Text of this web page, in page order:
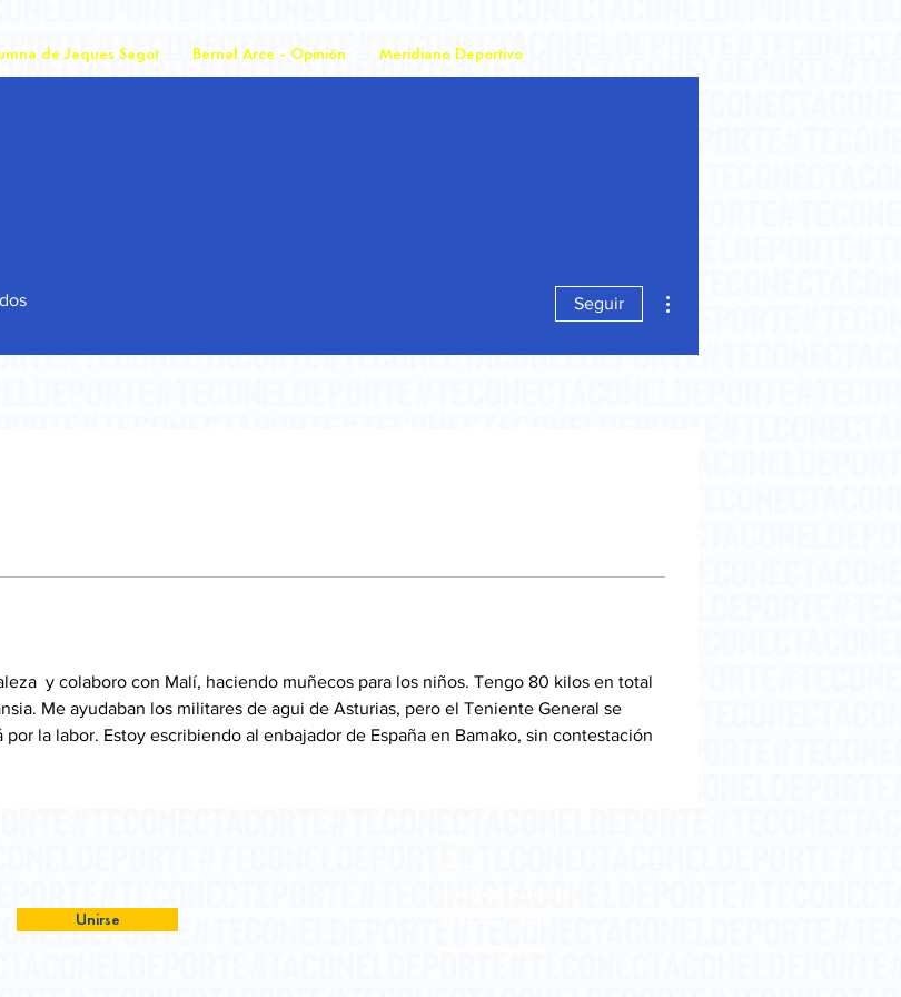
de Jaques Sagot Bernal Arce - Opinión Meridiano Deportivo
y colaboro con Malí, haciendo muñecos para los niños. Tengo 80 kilos en total
Me ayudaban los militares de agui de Asturias, pero el Teniente General se
la labor. Estoy escribiendo al enbajador de España en Bamako, sin contestación
Seguir
Unirse